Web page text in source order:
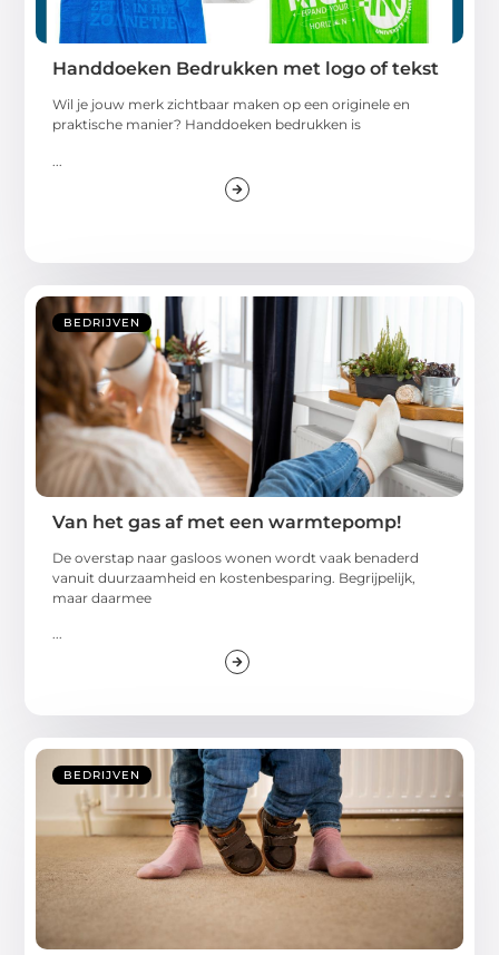
Handdoeken Bedrukken met logo of tekst
Wil je jouw merk zichtbaar maken op een originele en
praktische manier? Handdoeken bedrukken is
BEDRIJVEN
Van het gas af met een warmtepomp!
De overstap naar gasloos wonen wordt vaak benaderd
vanuit duurzaamheid en kostenbesparing. Begrijpelijk,
maar daarmee
...
BEDRIJVEN